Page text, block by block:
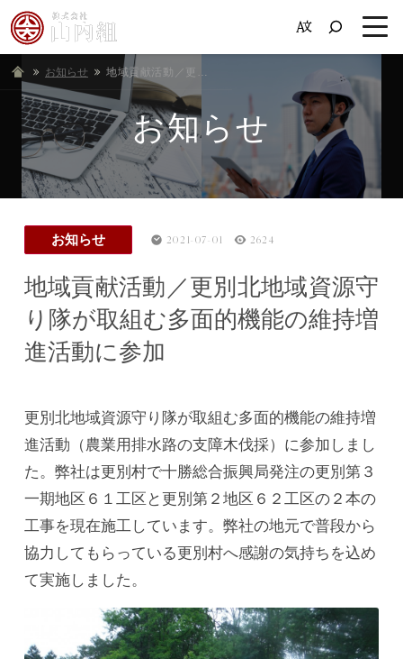
ホーム
お知らせ 地域貢献活動／更別北地域資源守り隊が取組む多面的機能の維持増進活動に参加
お知らせ
お知らせ 2021-07-01 2624
地域貢献活動／更別北地域資源守
り隊が取組む多面的機能の維持増
進活動に参加
更別北地域資源守り隊が取組む多面的機能の維持増
進活動（農業用排水路の支障木伐採）に参加しまし
た。弊社は更別村で十勝総合振興局発注の更別第３
一期地区６１工区と更別第２地区６２工区の２本の
工事を現在施工しています。弊社の地元で普段から
協力してもらっている更別村へ感謝の気持ちを込め
て実施しました。